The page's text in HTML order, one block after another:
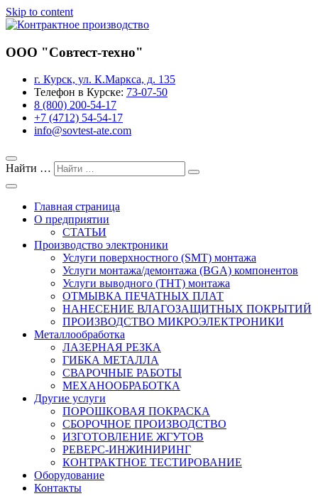
Skip to content
Контрактное производство
ООО "Совтест-техно"
г. Курск, ул. К.Маркса, д. 135
Телефон в Курске: 73-07-50
8 (800) 200-54-17
+7 (4712) 54-54-17
info@sovtest-ate.com
Найти …
Главная страница
О предприятии
СТАТЬИ
Производство электроники
Услуги поверхностного (SMT) монтажа
Услуги монтажа/демонтажа (BGA) компонентов
Услуги выводного (THT) монтажа
ОТМЫВКА ПЕЧАТНЫХ ПЛАТ
НАНЕСЕНИЕ ВЛАГОЗАЩИТНЫХ ПОКРЫТИЙ
ПРОИЗВОДСТВО МИКРОЭЛЕКТРОНИКИ
Металлообработка
ЛАЗЕРНАЯ РЕЗКА
ГИБКА МЕТАЛЛА
СВАРОЧНЫЕ РАБОТЫ
МЕХАНООБРАБОТКА
Другие услуги
ПОРОШКОВАЯ ПОКРАСКА
СБОРОЧНОЕ ПРОИЗВОДСТВО
ИЗГОТОВЛЕНИЕ ЖГУТОВ
РЕВЕРС-ИНЖИНИРИНГ
КОНТРАКТНОЕ ТЕСТИРОВАНИЕ
Оборудование
Контакты